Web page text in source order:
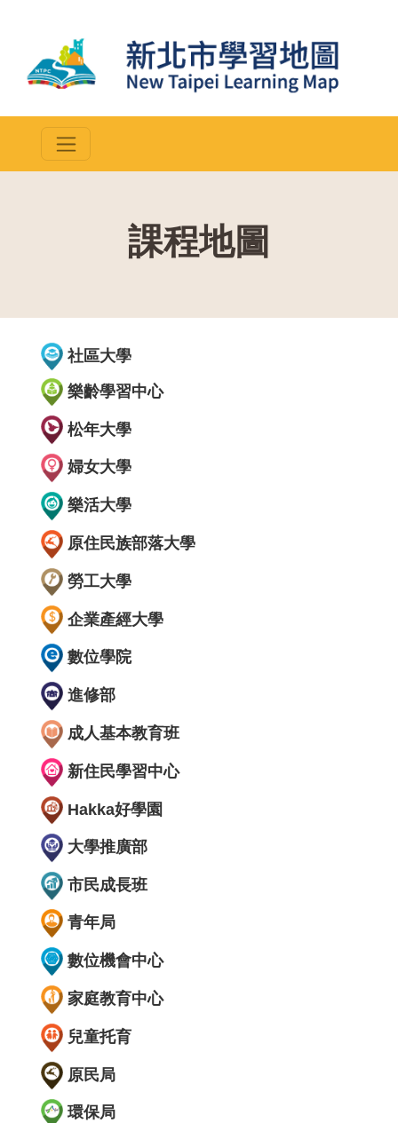
課程地圖
社區大學
樂齡學習中心
松年大學
婦女大學
樂活大學
原住民族部落大學
勞工大學
企業產經大學
數位學院
進修部
成人基本教育班
新住民學習中心
Hakka好學園
大學推廣部
市民成長班
青年局
數位機會中心
家庭教育中心
兒童托育
原民局
環保局